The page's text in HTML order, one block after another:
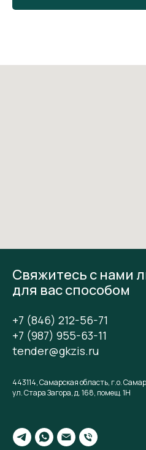
Свяжитесь с нами
для вас способом
+7 (846) 212-56-71
+7 (987) 955-63-11
tender@gkzis.ru
443114, Самарская область, г.о.
ул. Стара Загора, д. 168, помещ. 1Н